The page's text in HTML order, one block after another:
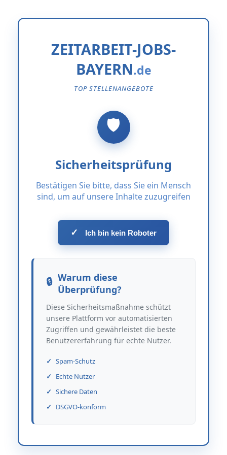
ZEITARBEIT-JOBS-
BAYERN
TOP STELLENANGEBOTE
Sicherheitsprüfung
Bestätigen Sie bitte, dass Sie ein Mensch
sind, um auf unsere Inhalte zuzugreifen
✓ Ich bin kein Roboter
Warum diese
Überprüfung?
Diese Sicherheitsmaßnahme schützt
unsere Plattform vor automatisierten
Zugriffen und gewährleistet die beste
Benutzererfahrung für echte Nutzer.
Spam-Schutz
Echte Nutzer
Sichere Daten
DSGVO-konform